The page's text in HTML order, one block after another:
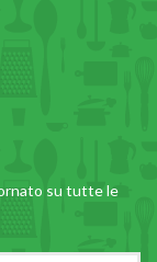
su tutte le